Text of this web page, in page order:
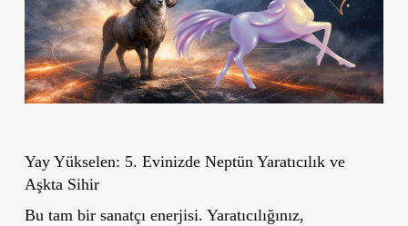
Yay Yükselen: 5. Evinizde Neptün Yaratıcılık ve
Aşkta Sihir
Bu tam bir sanatçı enerjisi. Yaratıcılığınız,